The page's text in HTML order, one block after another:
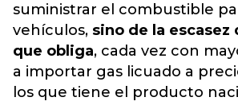
suministrar el combustible
vehículos, sino de la
que obliga, cada vez con
a importar gas licuado a
los que tiene el producto